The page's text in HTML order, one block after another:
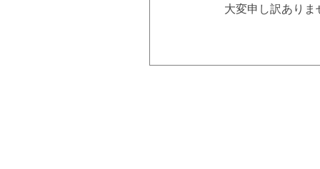
大変申し訳あり